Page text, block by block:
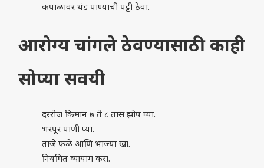
कपाळावर थंड पाण्याची पट्टी ठेवा.
आरोग्य चांगले ठेवण्यासाठी काही
सोप्या सवयी
दररोज किमान ७ ते ८ तास झोप घ्या.
भरपूर पाणी प्या.
ताजे फळे आणि भाज्या खा.
नियमित व्यायाम करा.